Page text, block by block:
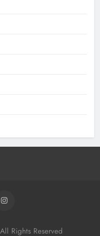
Rights Reserved